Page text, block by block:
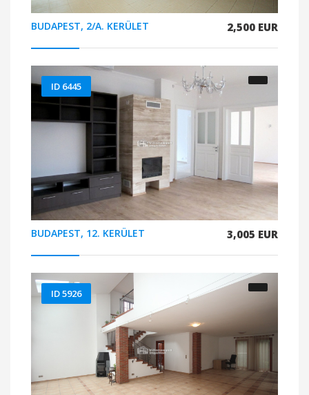
BUDAPEST, 2/A. KERÜLET 2,500 EUR
BUDAPEST, 12. KERÜLET 3,005 EUR
ID 6445
ID 5926